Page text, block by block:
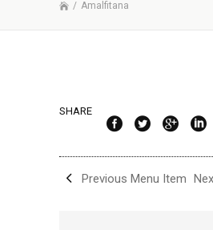
/ Amalfitana
SHARE
Previous Menu Item